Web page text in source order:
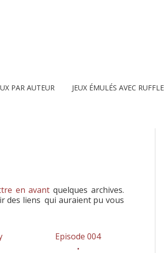
PAR AUTEUR JEUX ÉMULÉS AVEC RUFFLE
en avant quelques archives.
des liens qui auraient pu vous
Episode 004